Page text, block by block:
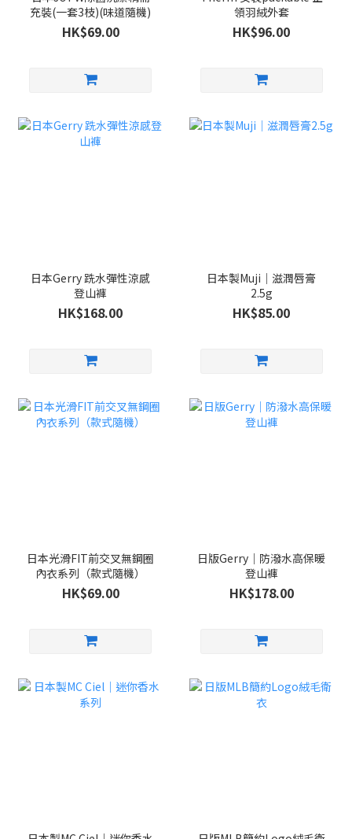
充裝(一套3枝)(味道隨機)
HK$69.00
領羽絨外套
HK$96.00
日本Gerry 跣水彈性涼感
登山褲
HK$168.00
日本製Muji｜滋潤唇膏
2.5g
HK$85.00
日本光滑FIT前交叉無鋼圈
內衣系列（款式隨機）
HK$69.00
日版Gerry｜防潑水高保暖
登山褲
HK$178.00